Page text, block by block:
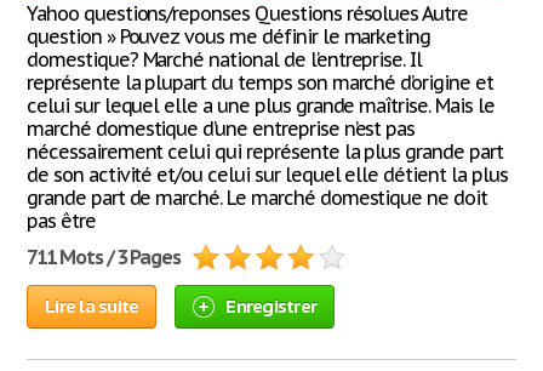
Yahoo questions/reponses Questions résolues Autre
question » Pouvez vous me définir le marketing
domestique? Marché national de l’entreprise. Il
représente la plupart du temps son marché d’origine et
celui sur lequel elle a une plus grande maîtrise. Mais le
marché domestique d’une entreprise n’est pas
nécessairement celui qui représente la plus grande part
de son activité et/ou celui sur lequel elle détient la plus
grande part de marché. Le marché domestique ne doit
pas être
711 Mots / 3 Pages
Lire la suite Enregistrer